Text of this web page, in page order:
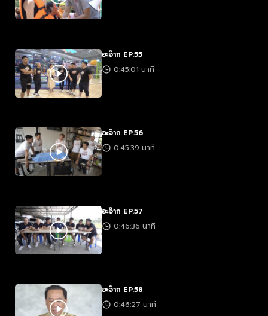
อะจ๊าก EP.55
0:45:01 นาที
อะจ๊าก EP.56
0:45:39 นาที
อะจ๊าก EP.57
0:46:36 นาที
อะจ๊าก EP.58
0:46:27 นาที